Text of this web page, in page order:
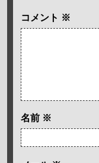
コメント ※
名前 ※